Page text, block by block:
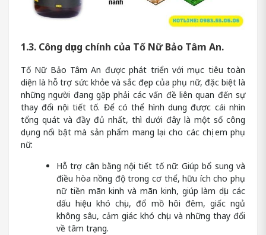
1.3. Công dụng chính của Tố Nữ Bảo Tâm An.
Tố Nữ Bảo Tâm An được phát triển với mục tiêu toàn
diện là hỗ trợ sức khỏe và sắc đẹp của phụ nữ, đặc biệt là
những người đang gặp phải các vấn đề liên quan đến sự
thay đổi nội tiết tố. Để có thể hình dung được cái nhìn
tổng quát và đầy đủ nhất, thì dưới đây là một số công
dụng nổi bật mà sản phẩm mang lại cho các chị em phụ
nữ:
Hỗ trợ cân bằng nội tiết tố nữ: Giúp bổ sung và
điều hòa nồng độ trong cơ thể, hữu ích cho phụ
nữ tiền mãn kinh và mãn kinh, giúp làm dịu các
dấu hiệu khó chịu, đổ mồ hôi đêm, giấc ngủ
không sâu, cảm giác khó chịu và những thay đổi
về tâm trạng.